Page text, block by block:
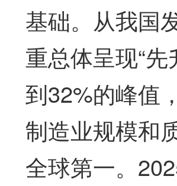
基础。从我国
重总体呈现“
到32%的峰值
制造业规模和
全球第一。